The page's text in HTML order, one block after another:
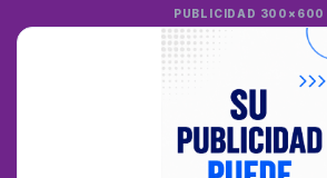
PUBLICIDAD 300×600